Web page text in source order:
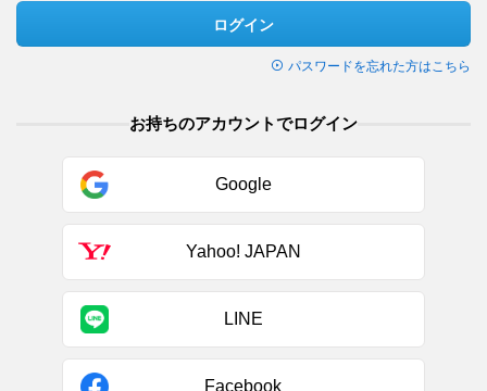
ログイン
パスワードを忘れた方はこちら
お持ちのアカウントでログイン
Google
Yahoo! JAPAN
LINE
Facebook